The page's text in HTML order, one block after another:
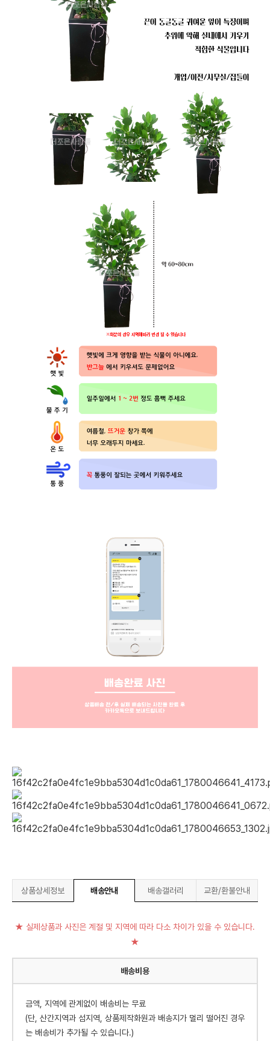
상품상세정보 배송안내 배송갤러리 교환/환불안내
★ 실제상품과 사진은 계절 및 지역에 따라 다소 차이가 있을 수 있습니다.
★
배송비용
금액, 지역에 관계없이 배송비는 무료
(단, 산간지역과 섬지역, 상품제작화원과 배송지가 멀리 떨어진 경우
는 배송비가 추가될 수 있습니다.)